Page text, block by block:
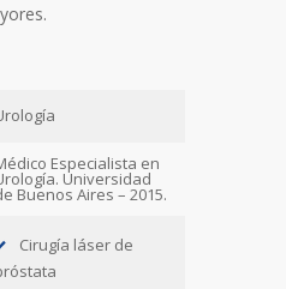
Especialista en
Universidad
Buenos Aires – 2015.
Cirugía láser de